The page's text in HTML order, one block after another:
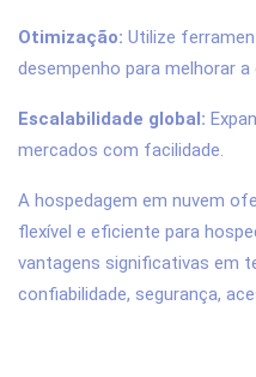
Otimização: Utilize
desempenho para melhorar a
Escalabilidade global:
mercados com facilidade.
A hospedagem em nuvem
flexível e eficiente para
vantagens significativas em
confiabilidade, segurança,